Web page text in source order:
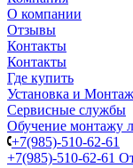
О компании
Отзывы
Контакты
Контакты
Где купить
Установка и Монтаж
Сервисные службы
Обучение монтажу
+7(985)-510-62-61
+7(985)-510-62-61